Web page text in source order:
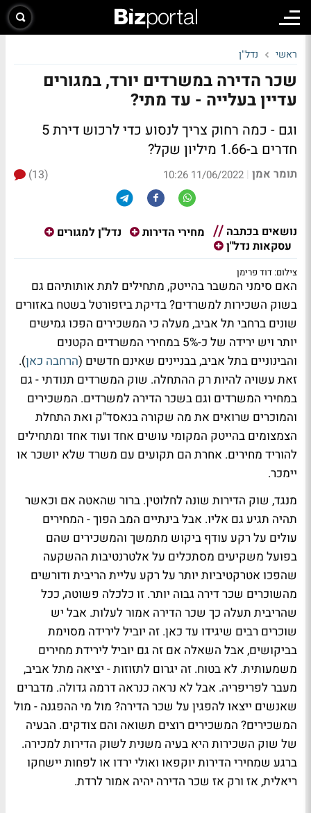
ראשי נדל"ן
שכר הדירה במשרדים יורד, במגורים
עדיין בעלייה - עד מתי?
וגם - כמה רחוק צריך לנסוע כדי לרכוש דירת 5
חדרים ב-1.66 מיליון שקל?
תומר אמן |
11/06/2022 10:26
(13)
נושאים בכתבה מחירי הדירות
נדל"ן למגורים
עסקאות נדל"ן
צילום: דוד פרימן
האם סימני המשבר בהייטק, מתחילים לתת אותותיהם גם
בשוק השכירות למשרדים? בדיקת ביזפורטל בשטח באזורים
שונים ברחבי תל אביב, מעלה כי המשכירים הפכו גמישים
יותר ויש ירידה של כ-5% במחירי המשרדים הקטנים
והבינוניים בתל אביב, בבניינים שאינם חדשים (הרחבה כאן).
זאת עשויה להיות רק ההתחלה. שוק המשרדים תנודתי - גם
במחירי המשרדים וגם בשכר הדירה למשרדים. המשכירים
והמוכרים שרואים את מה שקורה בנאסד"ק ואת התחלת
הצמצומים בהייטק המקומי עושים אחד ועוד אחד ומתחילים
להוריד מחירים. אחרת הם תקועים עם משרד שלא יושכר או
יימכר.
מנגד, שוק הדירות שונה לחלוטין. ברור שהאטה אם וכאשר
תהיה תגיע גם אליו. אבל בינתיים המב הפוך - המחירים
עולים על רקע עודף ביקוש מתמשך והמשכירים שהם
בפועל משקיעים מסתכלים על אלטרנטיבות ההשקעה
שהפכו אטרקטיביות יותר על רקע עליית הריבית ודורשים
מהשוכרים שכר דירה גבוה יותר. זו כלכלה פשוטה, ככל
שהריבית תעלה כך שכר הדירה אמור לעלות. אבל יש
שוכרים רבים שיגידו עד כאן. זה יוביל לירידה מסוימת
בביקושים, אבל השאלה אם זה גם יוביל לירידת מחירים
משמעותית. לא בטוח. זה יגרום לתזוזות - יציאה מתל אביב,
מעבר לפריפריה. אבל לא נראה כנראה דרמה גדולה. מדברים
שאנשים ייצאו להפגין על שכר הדירה? מול מי ההפגנה - מול
המשכירים? המשכירים רוצים תשואה והם צודקים. הבעיה
של שוק השכירות היא בעיה משנית לשוק הדירות למכירה.
ברגע שמחירי הדירות יוקפאו ואולי ירדו או לפחות יישחקו
ריאלית, אז ורק אז שכר הדירה יהיה אמור לרדת.